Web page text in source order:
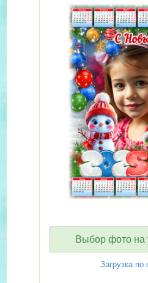
Выбор фото на
Загрузка по